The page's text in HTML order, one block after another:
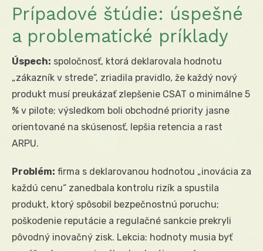
Prípadové štúdie: úspešné
a problematické príklady
Úspech: spoločnosť, ktorá deklarovala hodnotu
„zákazník v strede“, zriadila pravidlo, že každý nový
produkt musí preukázať zlepšenie CSAT o minimálne 5
% v pilote; výsledkom boli obchodné priority jasne
orientované na skúsenosť, lepšia retencia a rast
ARPU.
Problém: firma s deklarovanou hodnotou „inovácia za
každú cenu“ zanedbala kontrolu rizík a spustila
produkt, ktorý spôsobil bezpečnostnú poruchu;
poškodenie reputácie a regulačné sankcie prekryli
pôvodný inovačný zisk. Lekcia: hodnoty musia byť